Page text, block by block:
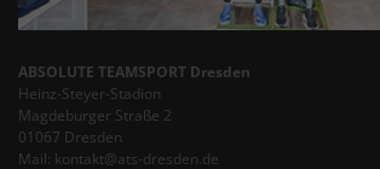
ABSOLUTE TEAMSPORT Dresden
Heinz-Steyer-Stadion
Magdeburger Straße 2
01067 Dresden
Mail: kontakt@ats-dresden.de